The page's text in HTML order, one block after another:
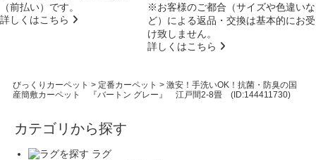
（前払い）です。
詳しくはこちら
※お客様のご都合（サイズや色違いな
ど）による返品・交換は基本的にお受
け致しません。
詳しくはこちら
びっくりカーペット > 定番カーペット > 激安！手洗いOK！抗菌・防臭の国
産簡敷カーペット 『バートン グレー』 江戸間2-8畳 (ID:144411730)
カテゴリから探す
ラグ